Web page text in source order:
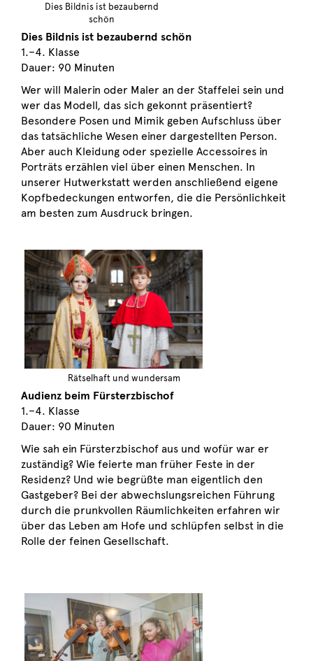
Dies Bildnis ist bezaubernd
schön
Dies Bildnis ist bezaubernd schön
1.–4. Klasse
Dauer: 90 Minuten
Wer will Malerin oder Maler an der Staffelei sein und
wer das Modell, das sich gekonnt präsentiert?
Besondere Posen und Mimik geben Aufschluss über
das tatsächliche Wesen einer dargestellten Person.
Aber auch Kleidung oder spezielle Accessoires in
Porträts erzählen viel über einen Menschen. In
unserer Hutwerkstatt werden anschließend eigene
Kopfbedeckungen entworfen, die die Persönlichkeit
am besten zum Ausdruck bringen.
Rätselhaft und wundersam
Audienz beim Fürsterzbischof
1.–4. Klasse
Dauer: 90 Minuten
Wie sah ein Fürsterzbischof aus und wofür war er
zuständig? Wie feierte man früher Feste in der
Residenz? Und wie begrüßte man eigentlich den
Gastgeber? Bei der abwechslungsreichen Führung
durch die prunkvollen Räumlichkeiten erfahren wir
über das Leben am Hofe und schlüpfen selbst in die
Rolle der feinen Gesellschaft.